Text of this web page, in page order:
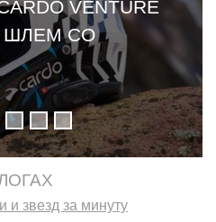
VENTURE
ШЛЕМ СО
и звезд за минуту